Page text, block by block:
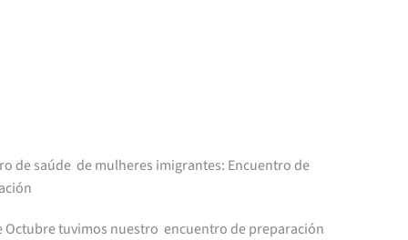
de saúde de mulheres imigrantes: Encuentro de
Octubre tuvimos nuestro encuentro de preparación